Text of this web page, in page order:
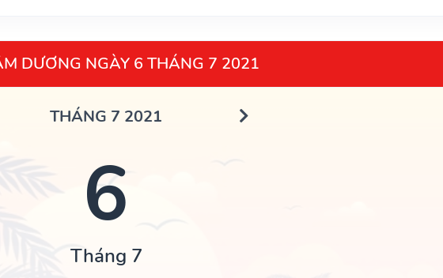
DƯƠNG NGÀY 6 THÁNG 7 2021
THÁNG 7 2021
6
Tháng 7